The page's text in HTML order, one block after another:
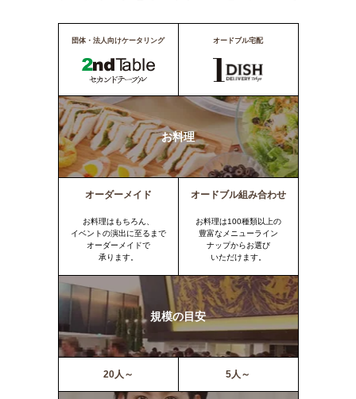
団体・法人向けケータリング オードブル宅配
お料理
オーダーメイド
お料理はもちろん、
イベントの演出に至るまで
オーダーメイドで
承ります。
オードブル組み合わせ
お料理は100種類以上の
豊富なメニューライン
ナップからお選び
いただけます。
規模の目安
20人～ 5人～